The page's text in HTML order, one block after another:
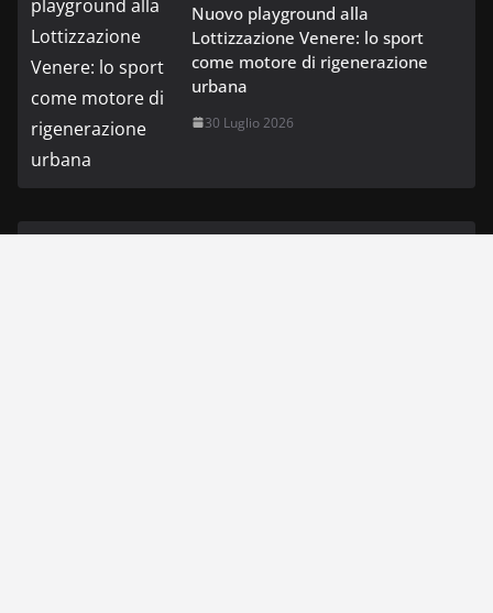
Nuovo playground alla
Lottizzazione Venere: lo sport
come motore di rigenerazione
urbana
30 Luglio 2026